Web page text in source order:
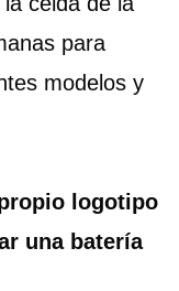
para
modelos y
logotipo
una batería